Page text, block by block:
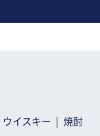
ウイスキー 焼酎